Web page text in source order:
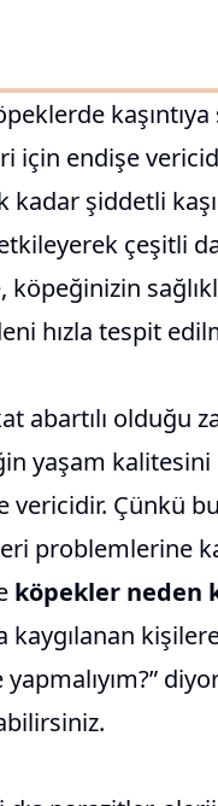
için endişe
şiddetli
çeşitli
hızla tespit
abartılı olduğu
yaşam
vericidir. Çünkü
problemlerine
köpekler neden
kaygılanan